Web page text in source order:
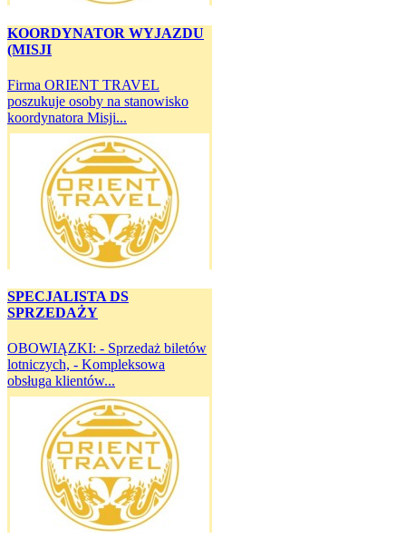
KOORDYNATOR WYJAZDU
(MISJI
Firma ORIENT TRAVEL
poszukuje osoby na stanowisko
koordynatora Misji...
SPECJALISTA DS
SPRZEDAŻY
OBOWIĄZKI: - Sprzedaż biletów
lotniczych, - Kompleksowa
obsługa klientów...